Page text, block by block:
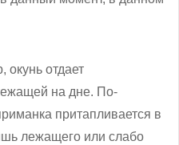
отдает
на дне. По-
притапливается в
лежащего или слабо